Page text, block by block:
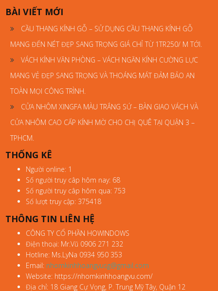
BÀI VIẾT MỚI
CẦU THANG KÍNH GỖ – SỬ DỤNG CẦU THANG KÍNH GỖ
MANG ĐẾN NÉT ĐẸP SANG TRỌNG GIÁ CHỈ TỪ 1TR250/ M TỚI.
VÁCH KÍNH VĂN PHÒNG – VÁCH NGĂN KÍNH CƯỜNG LỰC
MANG VẺ ĐẸP SANG TRỌNG VÀ THOÁNG MÁT ĐẢM BẢO AN
TOÀN MỌI CÔNG TRÌNH.
CỬA NHÔM XINGFA MÀU TRẮNG SỨ – BÀN GIAO VÁCH VÀ
CỬA NHÔM CAO CẤP KÍNH MỜ CHO CHỊ QUÊ TẠI QUẬN 3 –
TPHCM.
THỐNG KÊ
Người online: 1
Số người truy câp hôm nay: 68
Số người truy câp hôm qua: 753
Số lượt truy cập: 375418
THÔNG TIN LIÊN HỆ
CÔNG TY CỔ PHẦN HOWINDOWS
Điện thoại: Mr.Vũ 0906 271 232
Hotline: Ms.LyNa 0934 950 353
Email: nhomkinhhoangvusg@gmail.com
Website: https://nhomkinhhoangvu.com/
Địa chỉ: 18 Giang Cự Vọng, P. Trung Mỹ Tây, Quận 12